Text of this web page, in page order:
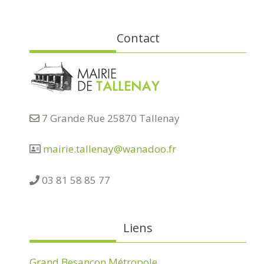
Contact
7 Grande Rue 25870 Tallenay
mairie.tallenay@wanadoo.fr
03 81 58 85 77
Liens